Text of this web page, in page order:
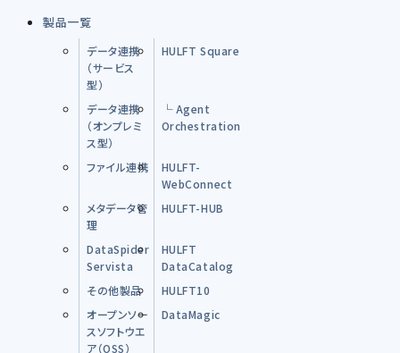
製品一覧
データ連携
（サービス
型）
HULFT Square
データ連携
（オンプレミ
ス型）
└ Agent
Orchestration
ファイル連携
HULFT-
WebConnect
メタデータ管
理
HULFT-HUB
DataSpider
Servista
HULFT
DataCatalog
その他製品
HULFT10
オープンソー
スソフトウエ
ア（OSS）
DataMagic